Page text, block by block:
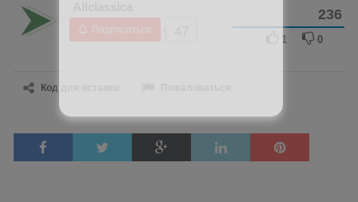
Подписаться
236
1 0
Код для вставки